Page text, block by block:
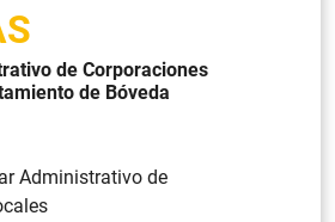
de Corporaciones
de Bóveda
Administrativo de